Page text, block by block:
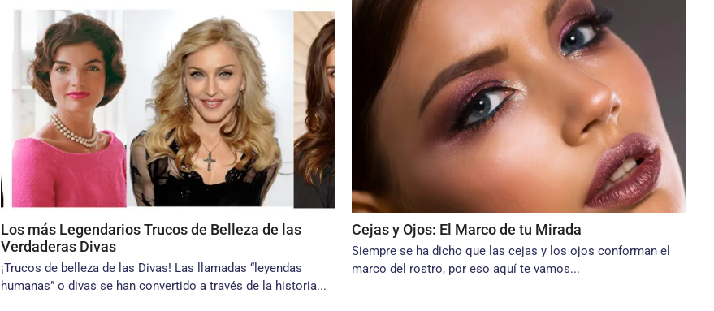
Los más Legendarios Trucos de Belleza de las
Verdaderas Divas
¡Trucos de belleza de las Divas! Las llamadas “leyendas
humanas” o divas se han convertido a través de la historia...
Cejas y Ojos: El Marco de tu Mirada
Siempre se ha dicho que las cejas y los ojos conforman el
marco del rostro, por eso aquí te vamos...